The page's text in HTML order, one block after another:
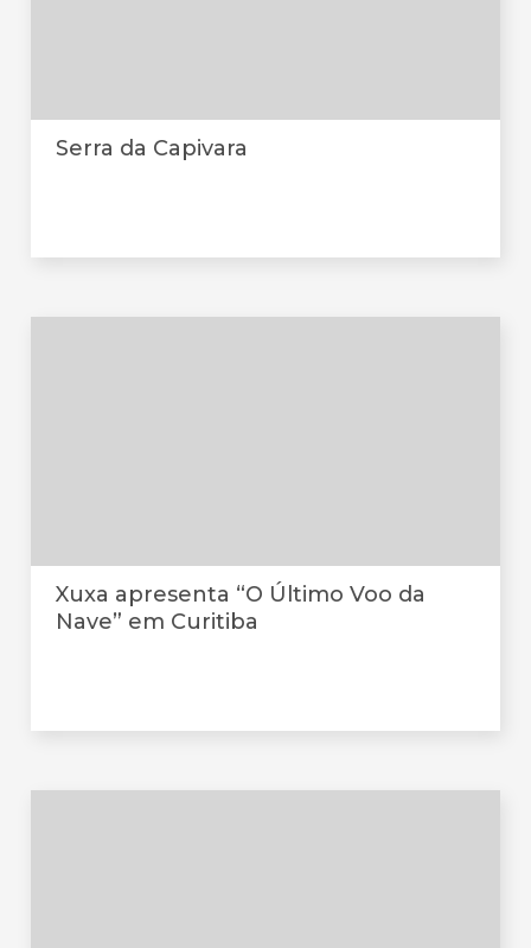
Serra da Capivara
Xuxa apresenta “O Último Voo da
Nave” em Curitiba